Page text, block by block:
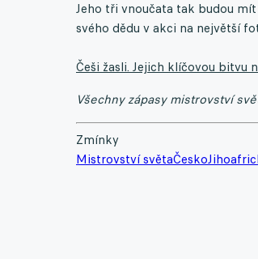
Jeho tři vnoučata tak budou
svého dědu v akci na největší
Češi žasli. Jejich klíčovou bitvu
Všechny zápasy mistrovství
Zmínky
Mistrovství světaČesko